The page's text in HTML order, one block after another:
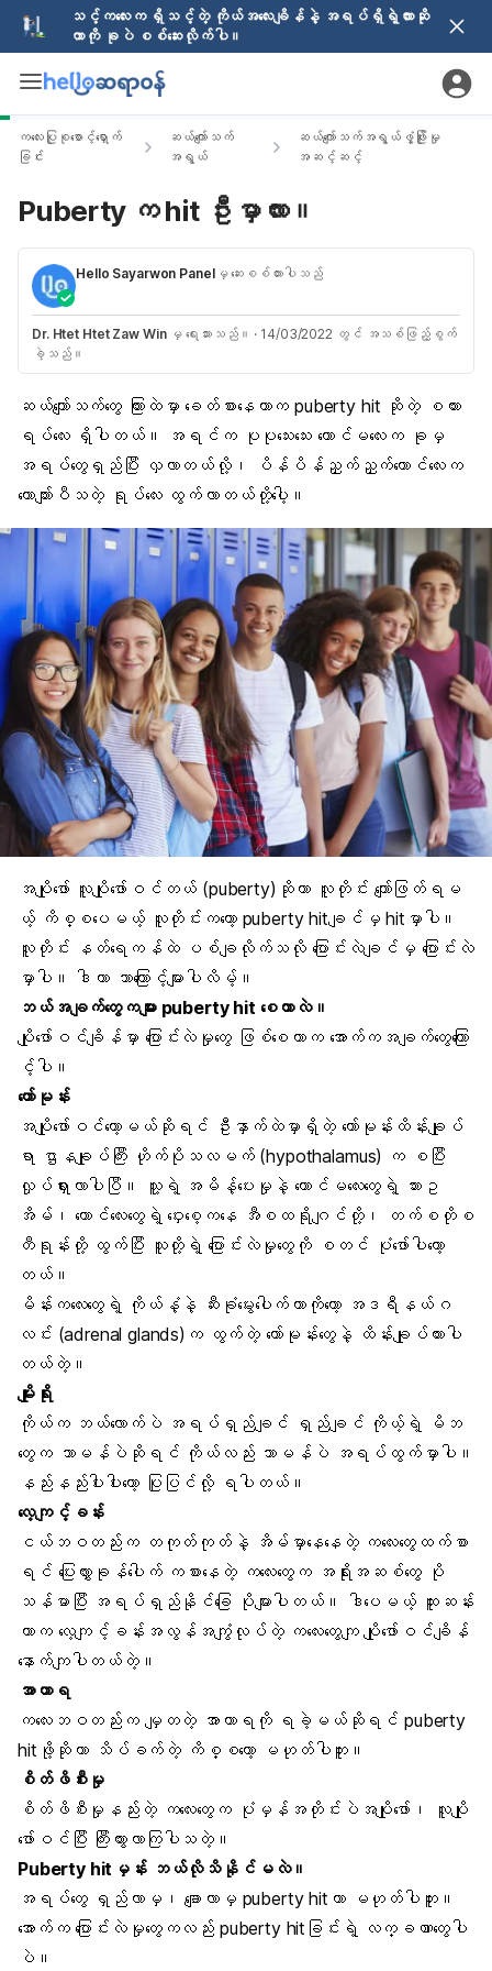
သင့်ကလေးက ရှိသင့်တဲ့ ကိုယ်အလေးချိန်နဲ့ အရပ်ရှိရဲ့လားဆို
တာကို ခုပဲ စစ်ဆေးလိုက်ပါ။
ကလေးပြုစုစောင့်ရှောက်
ခြင်း
ဆယ်ကျော်သက်
အရွယ်
ဆယ်ကျော်သက်အရွယ်ဖွံ့ဖြိုးမှု
အဆင့်ဆင့်
Puberty က hit ဦးမှာလား။
Hello Sayarwon Panelမှ ဆေးစစ်ထားပါသည်
Dr. Htet Htet Zaw Winမှ ရေးသားသည်။ · 14/03/2022 တွင် အသစ်ဖြည့်စွက်
ခဲ့သည်။
ဆယ်ကျော်သက်တွေ ကြားထဲမှာ ခေတ်စားနေတာက puberty hit ဆိုတဲ့ စကား
ရပ်လေး ရှိပါတယ်။ အရင်က ပုပုသေးသေး ကောင်မလေးက ခုမှ
အရပ်တွေရှည်ပြီး လှလာတယ်လို့၊ ပိန်ပိန်ညှက်ညှက်ကောင်လေးက
ယောက်ျားပီသတဲ့ ရုပ်လေး ထွက်လာတယ်တို့ပေါ့။
အပျိုဖော် လူပျိုဖော်ဝင်တယ် (puberty)ဆိုတာ လူတိုင်း ကျော်ဖြတ်ရမ
ယ့် ကိစ္စပေမယ့် လူတိုင်းကတော့ puberty hitချင်မှ hitမှာပါ။
လူတိုင်း နတ်ရေကန်ထဲ ပစ်ချလိုက်သလို ပြောင်းလဲချင်မှ ပြောင်းလဲ
မှာပါ။ ဒါဟာ ဘာကြောင့်များပါလိမ့်။
ဘယ်အချက်တွေကများ puberty hit စေတာလဲ။
ပျိုဖော်ဝင်ချိန်မှာ ပြောင်းလဲမှုတွေ ဖြစ်စေတာက အောက်ကအချက်တွေကြော
င့်ပါ။
ဟော်မုန်း
အပျိုဖော်ဝင်တော့မယ်ဆိုရင် ဦးနှာက်ထဲမှာရှိတဲ့ ဟော်မုန်းထိန်းချုပ်
ရာ ဌာနချုပ်ကြီး ဟိုက်ပိုသလမက် (hypothalamus) က စပြီး
လှုပ်ရှားလာပါပြီ။ သူ့ရဲ့ အမိန့်ပေးမှုနဲ့ ကောင်မလေးတွေရဲ့ သားဥ
အိမ်၊ ကောင်လေးတွေရဲ့ ဝှေးစေ့ကနေ အီစထရိုဂျင် တို့၊
တက်စတိုစ
တီရုန်း တို့ ထွက်ပြီး သူတို့ရဲ့ ပြောင်းလဲမှုတွေကို စတင် ပုံဖော်ပါတော့
တယ်။
မိန်းကလေးတွေရဲ့ ကိုယ်နံ့နဲ့ ဆီးခုံမွေးပေါက်တာကိုတော့ အဒရီနယ်ဂ
လင်း (adrenal glands)က ထွက်တဲ့ ဟော်မုန်းတွေနဲ့ ထိန်းချုပ်ထားပါ
တယ်တဲ့။
မျိုးရိုး
ကိုယ်က ဘယ်လောက်ပဲ အရပ်ရှည်ချင် ရှည်ချင် ကိုယ့်ရဲ့ မိဘ
တွေက သာမန်ပဲဆိုရင် ကိုယ်လည်း သာမန်ပဲ အရပ်ထွက်မှာပါ။
နည်းနည်းပါးပါးတော့ ပြုပြင်လို့ ရပါတယ်။
လေ့ကျင့်ခန်း
ငယ်ဘဝတည်းက တကုတ်ကုတ်နဲ့ အိမ်မှာနေနေတဲ့ ကလေးတွေထက်စာ
ရင် ပြေးလွှားခုန်ပေါက် ကစားနေတဲ့ ကလေးတွေက အရိုးအဆစ်တွေ ပို
သန်မာပြီး အရပ်ရှည်နိုင်ခြေ ပိုများပါတယ်။ ဒါပေမယ့် ထူးဆန်း
တာက လေ့ကျင့်ခန်းအလွန်အကျွံလုပ်တဲ့ ကလေးတွေကျ ပျိုဖော်ဝင်ချိန်
နောက်ကျပါတယ်တဲ့။
အာဟာရ
ကလေးဘဝတည်းက မျှတတဲ့ အာဟာရကို ရခဲ့မယ်ဆိုရင် puberty
hitဖို့ဆိုတာ သိပ်ခက်တဲ့ ကိစ္စတော့ မဟုတ်ပါဘူး။
စိတ်ဖိစီးမှု
စိတ်ဖိစီးမှုနည်းတဲ့ ကလေးတွေက ပုံမှန်အတိုင်းပဲအပျိုဖော်၊ လူပျို
ဖော်ဝင်ပြီး ကြီးထွားလာကြပါသတဲ့။
Puberty hitမှန်း ဘယ်လိုသိနိုင်မလဲ။
အရပ်တွေ ရှည်လာမှ၊ ချောလာမှ puberty hitတာ မဟုတ်ပါဘူး။
အောက်က ပြောင်းလဲမှုတွေကလည်း puberty hitခြင်းရဲ့ လက္ခဏာတွေပါ
ပဲ။